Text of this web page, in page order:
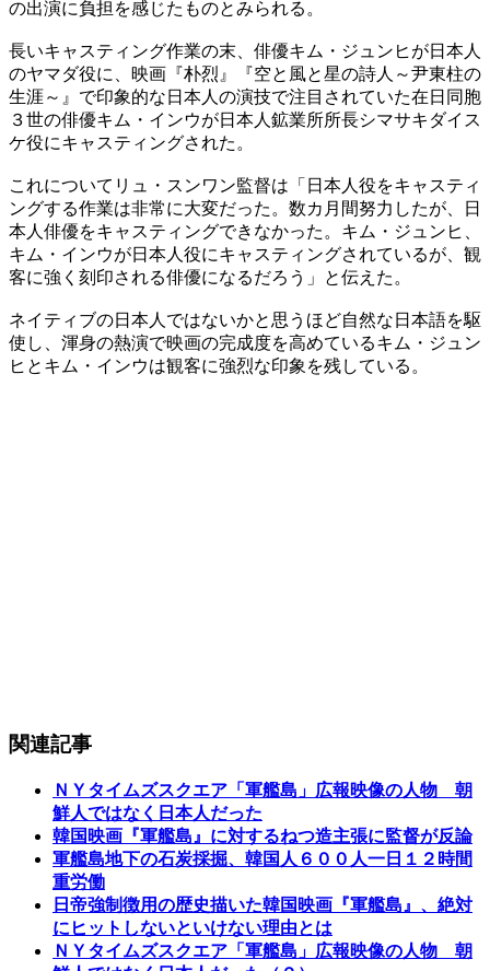
の出演に負担を感じたものとみられる。
長いキャスティング作業の末、俳優キム・ジュンヒが日本人
のヤマダ役に、映画『朴烈』『空と風と星の詩人～尹東柱の
生涯～』で印象的な日本人の演技で注目されていた在日同胞
３世の俳優キム・インウが日本人鉱業所所長シマサキダイス
ケ役にキャスティングされた。
これについてリュ・スンワン監督は「日本人役をキャスティ
ングする作業は非常に大変だった。数カ月間努力したが、日
本人俳優をキャスティングできなかった。キム・ジュンヒ、
キム・インウが日本人役にキャスティングされているが、観
客に強く刻印される俳優になるだろう」と伝えた。
ネイティブの日本人ではないかと思うほど自然な日本語を駆
使し、渾身の熱演で映画の完成度を高めているキム・ジュン
ヒとキム・インウは観客に強烈な印象を残している。
関連記事
ＮＹタイムズスクエア「軍艦島」広報映像の人物 朝
鮮人ではなく日本人だった
韓国映画『軍艦島』に対するねつ造主張に監督が反論
軍艦島地下の石炭採掘、韓国人６００人一日１２時間
重労働
日帝強制徴用の歴史描いた韓国映画『軍艦島』、絶対
にヒットしないといけない理由とは
ＮＹタイムズスクエア「軍艦島」広報映像の人物 朝